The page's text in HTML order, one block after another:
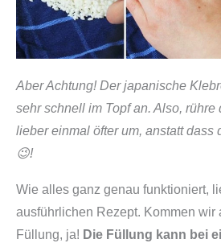
Aber Achtung! Der japanische
sehr schnell im Topf an. Also,
lieber einmal öfter um, anstatt dass
😉!
Wie alles ganz genau funktioniert,
ausführlichen Rezept. Kommen wir
Füllung, ja! Die Füllung kann bei